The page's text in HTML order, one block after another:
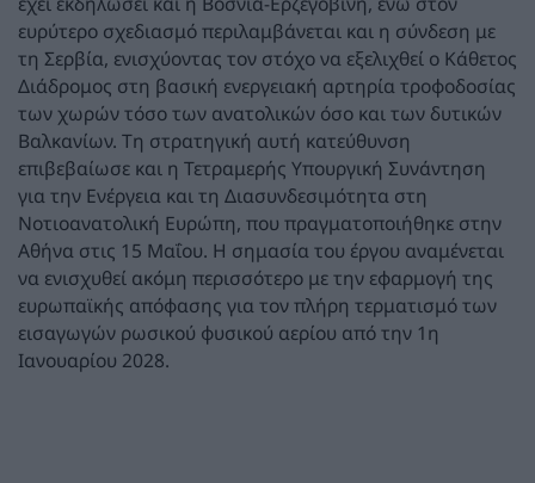
ευρύτερο σχεδιασμό περιλαμβάνεται και η σύνδεση με
τη Σερβία, ενισχύοντας τον στόχο να εξελιχθεί ο Κάθετος
Διάδρομος στη βασική ενεργειακή αρτηρία τροφοδοσίας
των χωρών τόσο των ανατολικών όσο και των δυτικών
Βαλκανίων. Τη στρατηγική αυτή κατεύθυνση
επιβεβαίωσε και η Τετραμερής Υπουργική Συνάντηση
για την Ενέργεια και τη Διασυνδεσιμότητα στη
Νοτιοανατολική Ευρώπη, που πραγματοποιήθηκε στην
Αθήνα στις 15 Μαΐου. Η σημασία του έργου αναμένεται
να ενισχυθεί ακόμη περισσότερο με την εφαρμογή της
ευρωπαϊκής απόφασης για τον πλήρη τερματισμό των
εισαγωγών ρωσικού φυσικού αερίου από την 1η
Ιανουαρίου 2028.